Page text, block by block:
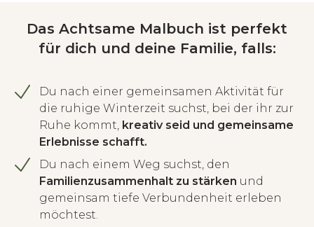
Das Achtsame Malbuch ist perfekt
für dich und deine Familie, falls:
Du nach einer gemeinsamen Aktivität für
die ruhige Winterzeit suchst, bei der ihr zur
Ruhe kommt, kreativ seid und gemeinsame
Erlebnisse schafft.
Du nach einem Weg suchst, den
Familienzusammenhalt zu stärken und
gemeinsam tiefe Verbundenheit erleben
möchtest.